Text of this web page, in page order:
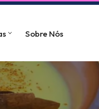
Sobre Nós